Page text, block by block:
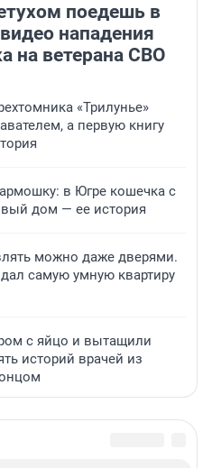
поедешь в
нападения
на ветерана СВО
«Трилунье»
а первую книгу
в Югре кошечка с
дом — ее история
можно даже дверями.
самую умную квартиру
с яйцо и вытащили
историй врачей из